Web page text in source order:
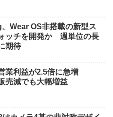
Wear OS非搭載の新型ス
ッチを開発か 週単位の長
期待
業利益が2.5倍に急増
売減でも大幅増益